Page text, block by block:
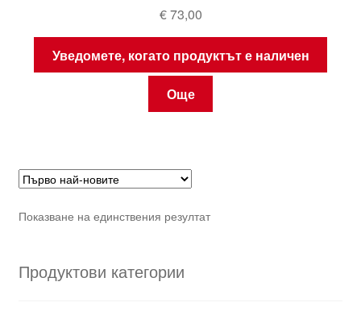
€73,00
Уведомете, когато продуктът е наличен
Още
Показване на единствения резултат
Продуктови категории